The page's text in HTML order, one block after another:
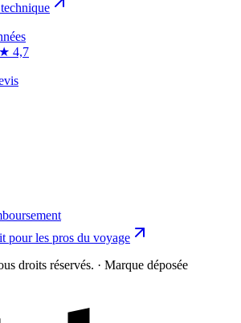
★ 4,7
pour les pros du voyage
droits réservés. · Marque déposée